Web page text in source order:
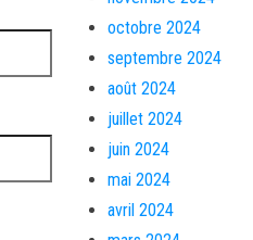
octobre 2024
septembre 2024
août 2024
juillet 2024
juin 2024
mai 2024
avril 2024